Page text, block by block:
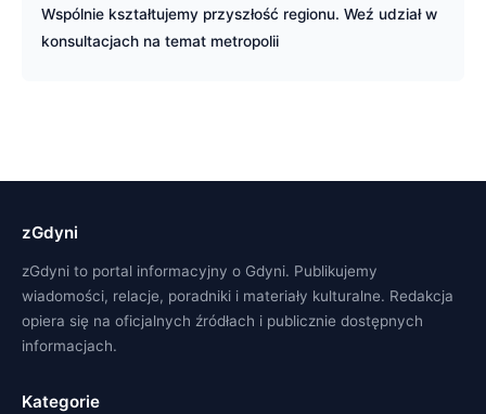
Wspólnie kształtujemy przyszłość regionu. Weź udział w
konsultacjach na temat metropolii
zGdyni
zGdyni to portal informacyjny o Gdyni. Publikujemy
wiadomości, relacje, poradniki i materiały kulturalne. Redakcja
opiera się na oficjalnych źródłach i publicznie dostępnych
informacjach.
Kategorie